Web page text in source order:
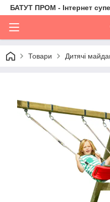
БАТУТ ПРОМ - Інтернет
Товари Дитячі